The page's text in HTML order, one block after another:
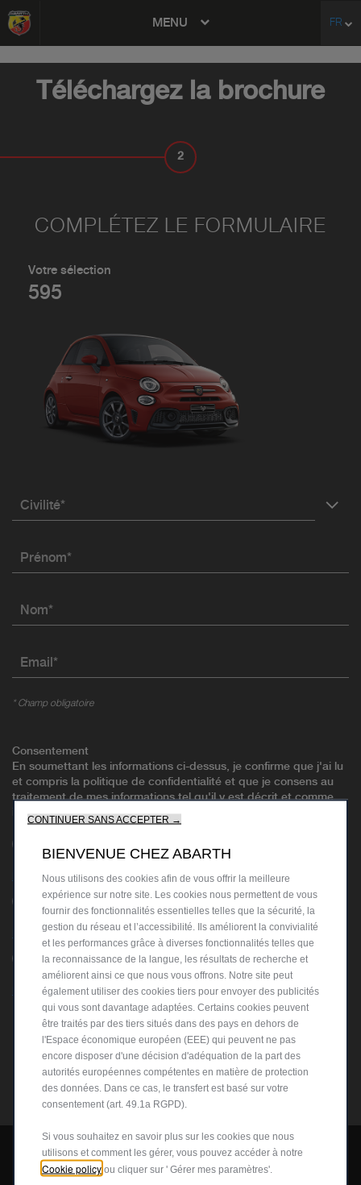
MENU FR
Téléchargez la brochure
2
COMPLÉTEZ LE FORMULAIRE
Votre sélection
595
Civilité*
Prénom*
Nom*
Email*
* Champ obligatoire
Consentement
En soumettant les informations ci-dessus, je confirme que j'ai lu
et compris la politique de confidentialité et que je consens au
traitement de mes informations tel qu'il y est décrit et comme
indiqué ci-dessous(Politique de confidentialité)
Restons en contact !
J'accepte Je n'accepte pas
Profitez d'une expérience sur-mesure !
J'accepte Je n'accepte pas
Rejoignez nos partenaires !
SUIVANT
CONTINUER SANS ACCEPTER →
BIENVENUE CHEZ ABARTH
Nous utilisons des cookies afin de vous offrir la meilleure
expérience sur notre site. Les cookies nous permettent de vous
fournir des fonctionnalités essentielles telles que la sécurité, la
gestion du réseau et l’accessibilité. Ils améliorent la convivialité
et les performances grâce à diverses fonctionnalités telles que
la reconnaissance de la langue, les résultats de recherche et
améliorent ainsi ce que nous vous offrons. Notre site peut
également utiliser des cookies tiers pour envoyer des publicités
qui vous sont davantage adaptées. Certains cookies peuvent
être traités par des tiers situés dans des pays en dehors de
l'Espace économique européen (EEE) qui peuvent ne pas
encore disposer d'une décision d'adéquation de la part des
autorités européennes compétentes en matière de protection
des données. Dans ce cas, le transfert est basé sur votre
consentement (art. 49.1a RGPD).
Si vous souhaitez en savoir plus sur les cookies que nous
utilisons et comment les gérer, vous pouvez accéder à notre
Cookie policy ou cliquer sur ' Gérer mes paramètres'.